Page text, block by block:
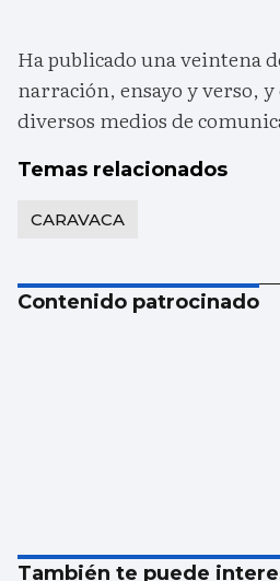
Ha publicado una veintena
narración, ensayo y verso,
diversos medios de
Temas relacionados
CARAVACA
Contenido patrocinado
También te puede